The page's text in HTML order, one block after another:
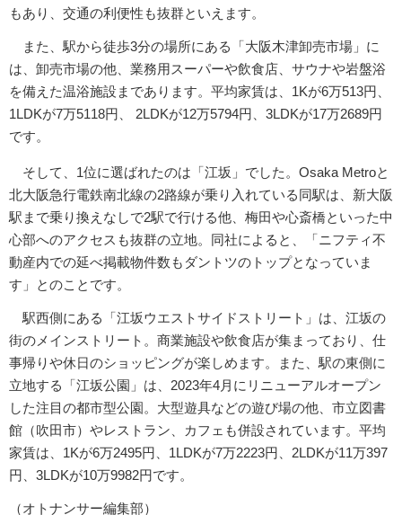
もあり、交通の利便性も抜群といえます。
また、駅から徒歩3分の場所にある「大阪木津卸売市場」に
は、卸売市場の他、業務用スーパーや飲食店、サウナや岩盤浴
を備えた温浴施設まであります。平均家賃は、1Kが6万513円、
1LDKが7万5118円、 2LDKが12万5794円、3LDKが17万2689円
です。
そして、1位に選ばれたのは「江坂」でした。Osaka Metroと
北大阪急行電鉄南北線の2路線が乗り入れている同駅は、新大阪
駅まで乗り換えなしで2駅で行ける他、梅田や心斎橋といった中
心部へのアクセスも抜群の立地。同社によると、「ニフティ不
動産内での延べ掲載物件数もダントツのトップとなっていま
す」とのことです。
駅西側にある「江坂ウエストサイドストリート」は、江坂の
街のメインストリート。商業施設や飲食店が集まっており、仕
事帰りや休日のショッピングが楽しめます。また、駅の東側に
立地する「江坂公園」は、2023年4月にリニューアルオープン
した注目の都市型公園。大型遊具などの遊び場の他、市立図書
館（吹田市）やレストラン、カフェも併設されています。平均
家賃は、1Kが6万2495円、1LDKが7万2223円、2LDKが11万397
円、3LDKが10万9982円です。
（オトナンサー編集部）